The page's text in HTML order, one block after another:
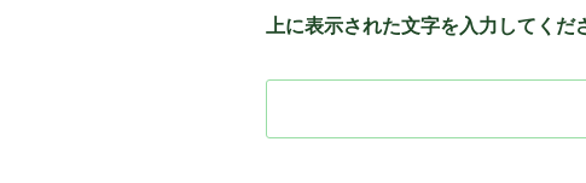
上に表示された文字を入力してくだ